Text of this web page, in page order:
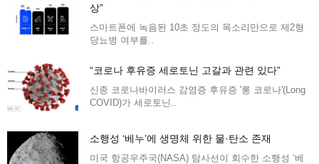
상”
스마트폰에 녹음된 10초 정도의 목소리만으로 제2형
당뇨병 여부를..
“코로나 후유증 세로토닌 고갈과 관련 있다”
신종 코로나바이러스 감염증 후유증 '롱 코로나'(Long
COVID)가 세로토닌..
소행성 ‘베누’에 생명체 위한 물·탄소 존재
미국 항공우주국(NASA) 탐사선이 회수한 소행성 ‘베